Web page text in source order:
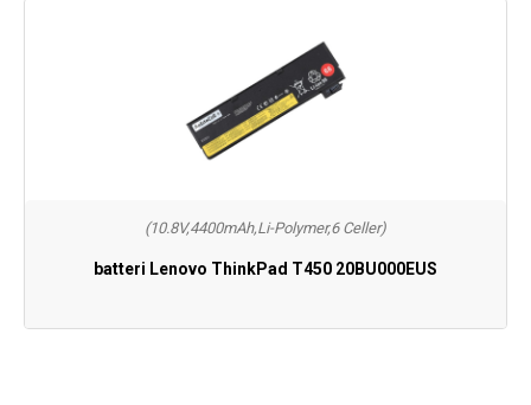
(10.8V,4400mAh,Li-Polymer,6 Celler)
batteri Lenovo ThinkPad T450 20BU000EUS